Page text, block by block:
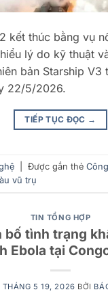
kết thúc bằng vụ
lý do kỹ thuật
bản Starship V3
22/5/2026.
TIẾP TỤC ĐỌC →
Được gắn thẻ
vũ trụ
TIN TỔNG HỢP
bố tình trạng
Ebola tại
THÁNG 5 19, 2026 BỞI